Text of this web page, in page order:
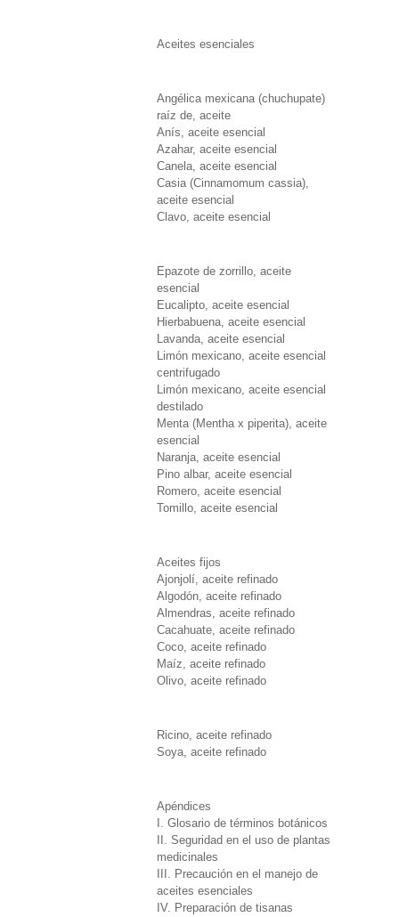
Aceites esenciales
Angélica mexicana (chuchupate)
raíz de, aceite
Anís, aceite esencial
Azahar, aceite esencial
Canela, aceite esencial
Casia (Cinnamomum cassia),
aceite esencial
Clavo, aceite esencial
Epazote de zorrillo, aceite
esencial
Eucalipto, aceite esencial
Hierbabuena, aceite esencial
Lavanda, aceite esencial
Limón mexicano, aceite esencial
centrifugado
Limón mexicano, aceite esencial
destilado
Menta (Mentha x piperita), aceite
esencial
Naranja, aceite esencial
Pino albar, aceite esencial
Romero, aceite esencial
Tomillo, aceite esencial
Aceites fijos
Ajonjolí, aceite refinado
Algodón, aceite refinado
Almendras, aceite refinado
Cacahuate, aceite refinado
Coco, aceite refinado
Maíz, aceite refinado
Olivo, aceite refinado
Ricino, aceite refinado
Soya, aceite refinado
Apéndices
I. Glosario de términos botánicos
II. Seguridad en el uso de plantas
medicinales
III. Precaución en el manejo de
aceites esenciales
IV. Preparación de tisanas